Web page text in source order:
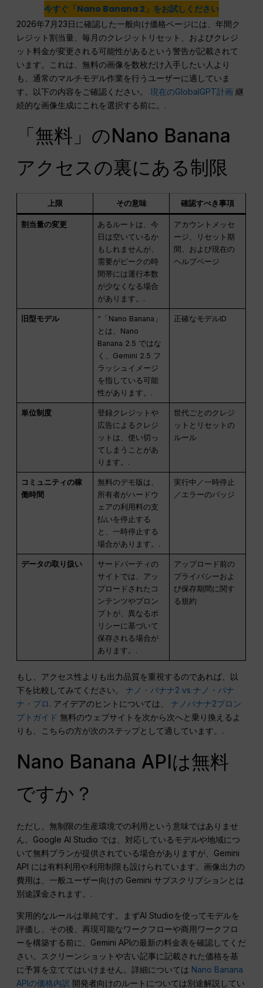
今すぐ「Nano Banana 2」をお試しください
2026年7月23日に確認した一般向け価格ページには、年間ク
レジット割当量、毎月のクレジットリセット、およびクレジ
ット料金が変更される可能性があるという警告が記載されて
います。これは、無料の画像を数枚だけ入手したい人より
も、通常のマルチモデル作業を行うユーザーに適していま
す。以下の内容をご確認ください。現在のGlobalGPT計画 継
続的な画像生成にこれを選択する前に。.
「無料」のNano Banana
アクセスの裏にある制限
上限 その意味 確認すべき事項
割当量の変更
あるルートは、今
日は空いているか
もしれませんが、
需要がピークの時
間帯には運行本数
が少なくなる場合
があります。.
アカウントメッセ
ージ、リセット期
間、および現在の
ヘルプページ
旧型モデル
“「Nano Banana」
とは、Nano
Banana 2.5 ではな
く、Gemini 2.5 フ
ラッシュイメージ
を指している可能
性があります。.
正確なモデルID
単位制度
登録クレジットや
広告によるクレジ
ットは、使い切っ
てしまうことがあ
ります。.
世代ごとのクレジ
ットとリセットの
ルール
コミュニティの稼
働時間
無料のデモ版は、
所有者がハードウ
ェアの利用料の支
払いを停止する
と、一時停止する
場合があります。.
実行中／一時停止
／エラーのバッジ
データの取り扱い
サードパーティの
サイトでは、アッ
プロードされたコ
ンテンツやプロン
プトが、異なるポ
リシーに基づいて
保存される場合が
あります。.
アップロード前の
プライバシーおよ
び保存期間に関す
る規約
もし、アクセス性よりも出力品質を重視するのであれば、以
下を比較してみてください。ナノ・バナナ2 vs ナノ・バナ
ナ・プロ. アイデアのヒントについては、ナノバナナ2プロン
プトガイド 無料のウェブサイトを次から次へと乗り換えるよ
りも、こちらの方が次のステップとして適しています。.
Nano Banana APIは無料
ですか？
ただし、無制限の生産環境での利用という意味ではありませ
ん。Google AI Studio では、対応しているモデルや地域につ
いて無料プランが提供されている場合がありますが、Gemini
API には有料利用や利用制限も設けられています。画像出力の
費用は、一般ユーザー向けの Gemini サブスクリプションとは
別途課金されます。.
実用的なルールは単純です。まずAI Studioを使ってモデルを
評価し、その後、再現可能なワークフローや商用ワークフロ
ーを構築する前に、Gemini APIの最新の料金表を確認してくだ
さい。スクリーンショットや古い記事に記載された価格を基
に予算を立ててはいけません。詳細については Nano Banana
APIの価格内訳 開発者向けのルートについては別途解説してい